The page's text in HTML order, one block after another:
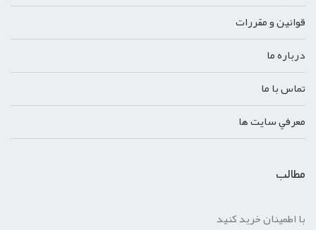
قوانين و مقررات
درباره ما
تماس با ما
معرفي سايت ها
مطالب
با اطمینان خرید کنید